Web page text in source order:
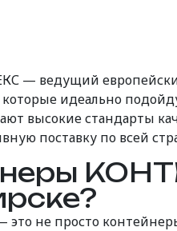
— ведущий
идеально
высокие стандарты
поставку по всей
не просто